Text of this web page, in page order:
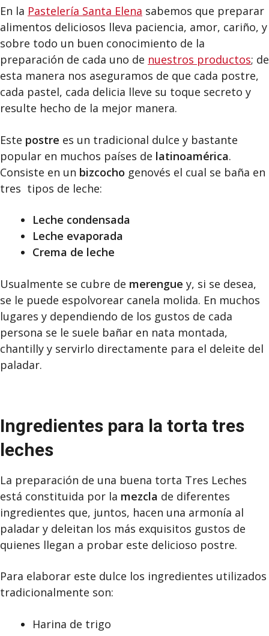
En la Pastelería Santa Elena sabemos que preparar
alimentos deliciosos lleva paciencia, amor, cariño, y
sobre todo un buen conocimiento de la
preparación de cada uno de nuestros productos; de
esta manera nos aseguramos de que cada postre,
cada pastel, cada delicia lleve su toque secreto y
resulte hecho de la mejor manera.
Este postre es un tradicional dulce y bastante
popular en muchos países de latinoamérica.
Consiste en un bizcocho genovés el cual se baña en
tres tipos de leche:
Leche condensada
Leche evaporada
Crema de leche
Usualmente se cubre de merengue y, si se desea,
se le puede espolvorear canela molida. En muchos
lugares y dependiendo de los gustos de cada
persona se le suele bañar en nata montada,
chantilly y servirlo directamente para el deleite del
paladar.
Ingredientes para la torta tres
leches
La preparación de una buena torta Tres Leches
está constituida por la mezcla de diferentes
ingredientes que, juntos, hacen una armonía al
paladar y deleitan los más exquisitos gustos de
quienes llegan a probar este delicioso postre.
Para elaborar este dulce los ingredientes utilizados
tradicionalmente son:
Harina de trigo